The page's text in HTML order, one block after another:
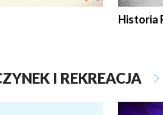
Historia
I REKREACJA